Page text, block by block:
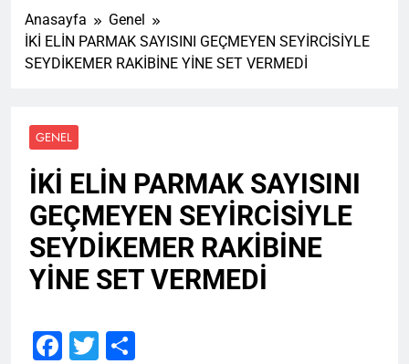
Anasayfa
Genel
İKİ ELİN PARMAK SAYISINI GEÇMEYEN SEYİRCİSİYLE
SEYDİKEMER RAKİBİNE YİNE SET VERMEDİ
GENEL
İKİ ELİN PARMAK SAYISINI
GEÇMEYEN SEYİRCİSİYLE
SEYDİKEMER RAKİBİNE
YİNE SET VERMEDİ
Facebook
Twitter